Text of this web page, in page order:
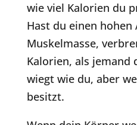
wie viel Kalorien du
Hast du einen hohen
Muskelmasse,
Kalorien, als jemand
wiegt wie du, aber
besitzt.